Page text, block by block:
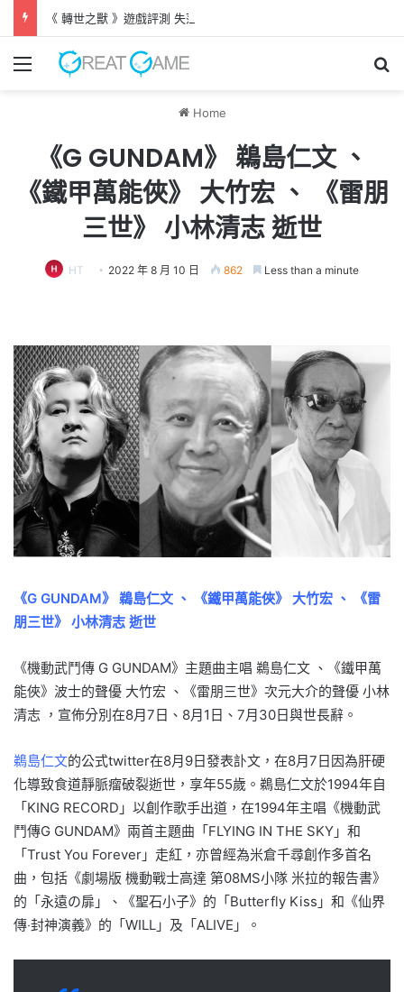
《 轉世之獸 》遊戲評測 失落世界中與巨犬冒險
Menu
Home
《G GUNDAM》 鵜島仁文 、
《鐵甲萬能俠》 大竹宏 、 《雷朋
三世》 小林清志 逝世
HT 2022 年 8 月 10 日 862 Less than a minute
《G GUNDAM》 鵜島仁文 、 《鐵甲萬能俠》 大竹宏 、 《雷
朋三世》 小林清志 逝世
《機動武鬥傳 G GUNDAM》主題曲主唱 鵜島仁文 、《鐵甲萬
能俠》波士的聲優 大竹宏 、《雷朋三世》次元大介的聲優 小林
清志 ，宣佈分別在8月7日、8月1日、7月30日與世長辭。
鵜島仁文的公式twitter在8月9日發表訃文，在8月7日因為肝硬
化導致食道靜脈瘤破裂逝世，享年55歲。鵜島仁文於1994年自
「KING RECORD」以創作歌手出道，在1994年主唱《機動武
鬥傳G GUNDAM》兩首主題曲「FLYING IN THE SKY」和
「Trust You Forever」走紅，亦曾經為米倉千尋創作多首名
曲，包括《劇場版 機動戰士高達 第08MS小隊 米拉的報告書》
的「永遠の扉」、《聖石小子》的「Butterfly Kiss」和《仙界
傳‧封神演義》的「WILL」及「ALIVE」。